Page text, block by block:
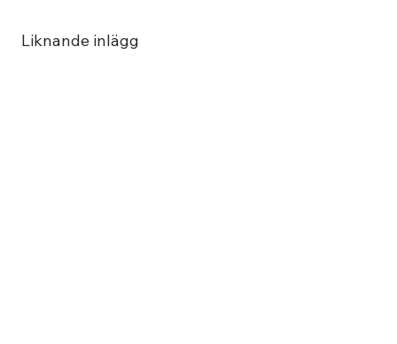
Liknande inlägg